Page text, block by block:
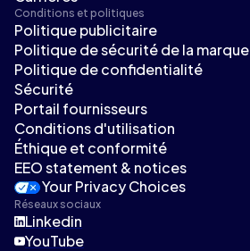
Conditions et politiques
Politique publicitaire
Politique de sécurité de la marque
Politique de confidentialité
Sécurité
Portail fournisseurs
Conditions d'utilisation
Éthique et conformité
EEO statement & notices
Your Privacy Choices
Réseaux sociaux
Linkedin
YouTube